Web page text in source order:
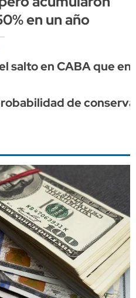
en un año
salto en CABA que
de